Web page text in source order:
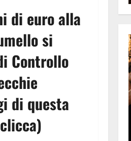
di euro alla
si
Controllo
di questa
clicca)